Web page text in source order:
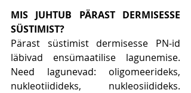
MIS JUHTUB PÄRAST DERMISESSE
SÜSTIMIST?
Pärast süstimist dermisesse PN-id
läbivad ensümaatilise lagunemise.
Need lagunevad: oligomeerideks,
nukleotiidideks, nukleosiidideks.